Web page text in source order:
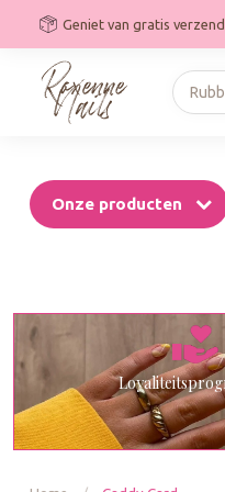
Geniet van gratis
Onze producten